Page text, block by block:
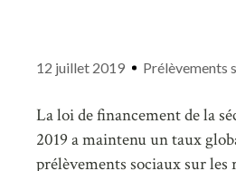
12 juillet 2019 Prélèvements
La loi de financement de la
2019 a maintenu un taux
prélèvements sociaux sur les